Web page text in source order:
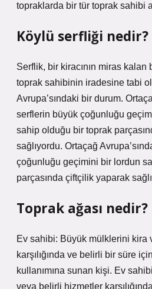
topraklarda bir tür toprak sahibi
Köylü serfliği nedir?
Serflik, bir kiracının miras kalan
toprak sahibinin iradesine tabi
Avrupa’sındaki bir durum.
serflerin büyük çoğunluğu
sahip olduğu bir toprak
sağlıyordu. Ortaçağ
çoğunluğu geçimini bir lordun
parçasında çiftçilik yaparak
Toprak ağası nedir?
Ev sahibi: Büyük mülklerini kira
karşılığında ve belirli bir süre
kullanımına sunan kişi. Ev
veya belirli hizmetler